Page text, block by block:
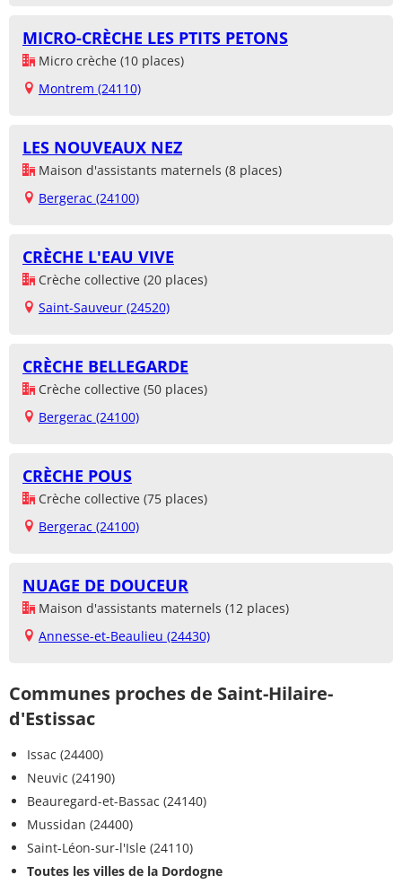
MICRO-CRÈCHE LES PTITS PETONS
Micro crèche (10 places)
Montrem (24110)
LES NOUVEAUX NEZ
Maison d'assistants maternels (8 places)
Bergerac (24100)
CRÈCHE L'EAU VIVE
Crèche collective (20 places)
Saint-Sauveur (24520)
CRÈCHE BELLEGARDE
Crèche collective (50 places)
Bergerac (24100)
CRÈCHE POUS
Crèche collective (75 places)
Bergerac (24100)
NUAGE DE DOUCEUR
Maison d'assistants maternels (12 places)
Annesse-et-Beaulieu (24430)
Communes proches de Saint-Hilaire-
d'Estissac
Issac (24400)
Neuvic (24190)
Beauregard-et-Bassac (24140)
Mussidan (24400)
Saint-Léon-sur-l'Isle (24110)
Toutes les villes de la Dordogne